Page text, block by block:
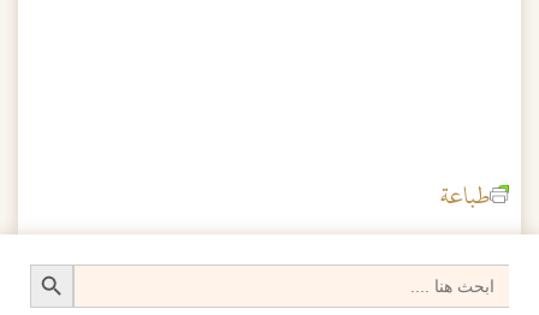
طباعة
Search
for:
Search Button